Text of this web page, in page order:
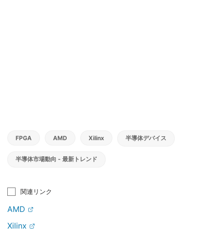
FPGA AMD Xilinx 半導体デバイス
半導体市場動向 - 最新トレンド
関連リンク
AMD
Xilinx